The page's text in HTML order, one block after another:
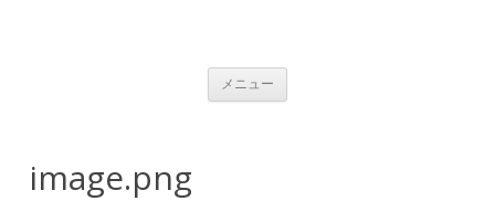
メニュー コンテンツへ移動
image.png